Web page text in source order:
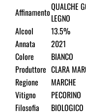
AffinamentoQUALCHE
LEGNO
Alcool
13.5%
Annata
2021
Colore
BIANCO
Produttore CLARA
Regione
MARCHE
Vitigno
PECORINO
Filosofia
BIOLOGICO